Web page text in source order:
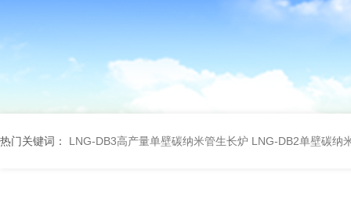
热门关键词： LNG-DB3高产量单壁碳纳米管生长炉 LNG-DB2单壁碳纳